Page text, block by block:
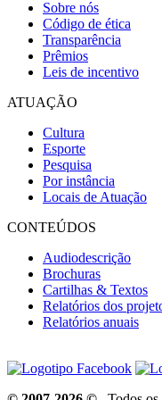
Sobre nós
Código de ética
Transparência
Prêmios
Leis de incentivo
ATUAÇÃO
Cultura
Esporte
Pesquisa
Por instância
Locais de Atuação
CONTEÚDOS
Audiodescrição
Brochuras
Cartilhas & Textos
Relatórios dos
Relatórios anuais